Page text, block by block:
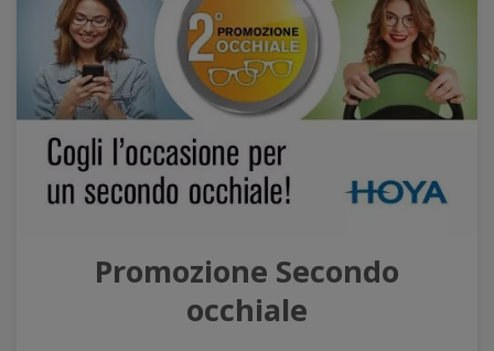
Promozione Secondo
occhiale